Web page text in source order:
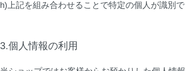
h)上記を組み合わせることで特定の個人が識別
3.個人情報の利用